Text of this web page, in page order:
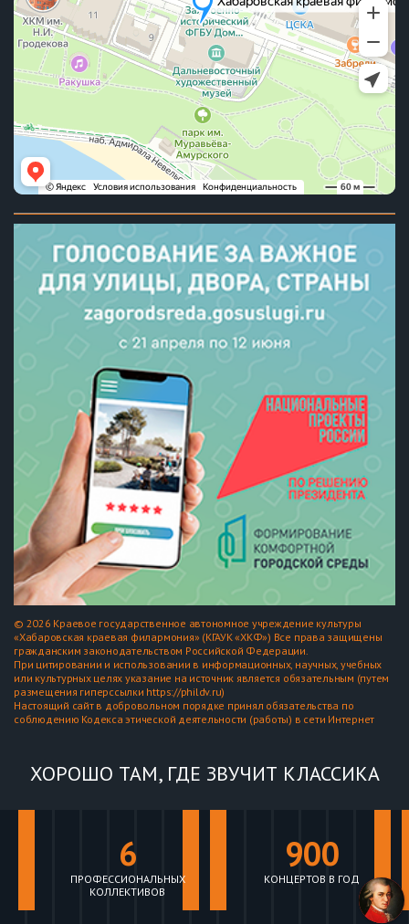
© 2026 Краевое государственное автономное учреждение культуры
«Хабаровская краевая филармония» (КГАУК «ХКФ») Все права защищены
гражданским законодательством Российской Федерации.
При цитировании и использовании в информационных, научных, учебных
или культурных целях указание на источник является обязательным (путем
размещения гиперссылки https://phildv.ru)
Настоящий сайт в добровольном порядке принял обязательства по
соблюдению Кодекса этической деятельности (работы) в сети Интернет
ХОРОШО ТАМ, ГДЕ ЗВУЧИТ КЛАССИКА
6
ПРОФЕССИОНАЛЬНЫХ
КОЛЛЕКТИВОВ
900
КОНЦЕРТОВ В ГОД